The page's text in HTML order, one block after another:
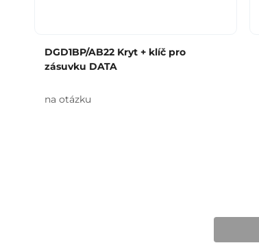
DGD1BP/AB22 Kryt + klíč pro
zásuvku DATA
na otázku